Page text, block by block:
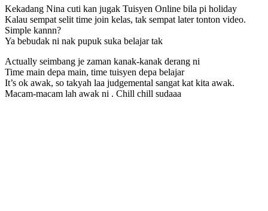
Kekadang Nina cuti kan jugak Tuisyen Online bila pi holiday
Kalau sempat selit time join kelas, tak sempat later tonton video.
Simple kannn?
Ya bebudak ni nak pupuk suka belajar tak
Actually seimbang je zaman kanak-kanak derang ni
Time main depa main, time tuisyen depa belajar
It’s ok awak, so takyah laa judgemental sangat kat kita awak.
Macam-macam lah awak ni . Chill chill sudaaa